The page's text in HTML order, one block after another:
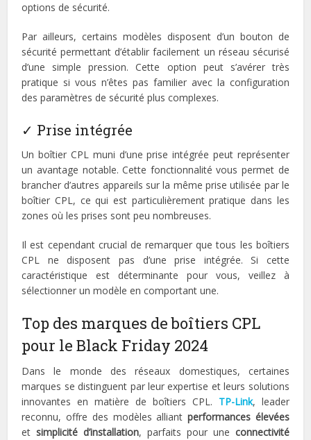
options de sécurité.
Par ailleurs, certains modèles disposent d’un bouton de
sécurité permettant d’établir facilement un réseau sécurisé
d’une simple pression. Cette option peut s’avérer très
pratique si vous n’êtes pas familier avec la configuration
des paramètres de sécurité plus complexes.
✓ Prise intégrée
Un boîtier CPL muni d’une prise intégrée peut représenter
un avantage notable. Cette fonctionnalité vous permet de
brancher d’autres appareils sur la même prise utilisée par le
boîtier CPL, ce qui est particulièrement pratique dans les
zones où les prises sont peu nombreuses.
Il est cependant crucial de remarquer que tous les boîtiers
CPL ne disposent pas d’une prise intégrée. Si cette
caractéristique est déterminante pour vous, veillez à
sélectionner un modèle en comportant une.
Top des marques de boîtiers CPL
pour le Black Friday 2024
Dans le monde des réseaux domestiques, certaines
marques se distinguent par leur expertise et leurs solutions
innovantes en matière de boîtiers CPL. TP-Link, leader
reconnu, offre des modèles alliantperformances élevées
etsimplicité d’installation, parfaits pour une connectivité